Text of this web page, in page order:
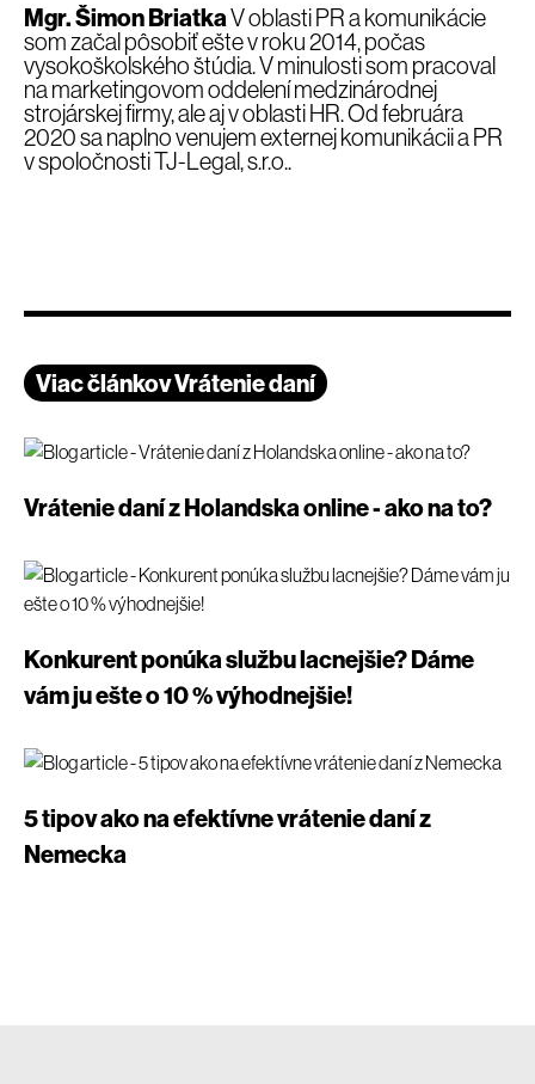
Mgr. Šimon BriatkaV oblasti PR a komunikácie
som začal pôsobiť ešte v roku 2014, počas
vysokoškolského štúdia. V minulosti som pracoval
na marketingovom oddelení medzinárodnej
strojárskej firmy, ale aj v oblasti HR. Od februára
2020 sa naplno venujem externej komunikácii a PR
v spoločnosti TJ-Legal, s.r.o..
Viac článkov Vrátenie daní
Vrátenie daní z Holandska online - ako na to?
Konkurent ponúka službu lacnejšie? Dáme
vám ju ešte o 10 % výhodnejšie!
5 tipov ako na efektívne vrátenie daní z
Nemecka